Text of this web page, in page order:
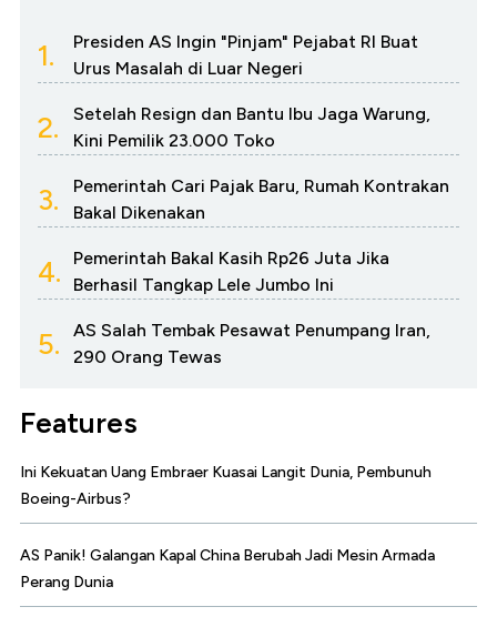
1.
Presiden AS Ingin "Pinjam" Pejabat RI Buat
Urus Masalah di Luar Negeri
2.
Setelah Resign dan Bantu Ibu Jaga Warung,
Kini Pemilik 23.000 Toko
3.
Pemerintah Cari Pajak Baru, Rumah Kontrakan
Bakal Dikenakan
4.
Pemerintah Bakal Kasih Rp26 Juta Jika
Berhasil Tangkap Lele Jumbo Ini
5.
AS Salah Tembak Pesawat Penumpang Iran,
290 Orang Tewas
Features
Ini Kekuatan Uang Embraer Kuasai Langit Dunia, Pembunuh
Boeing-Airbus?
AS Panik! Galangan Kapal China Berubah Jadi Mesin Armada
Perang Dunia